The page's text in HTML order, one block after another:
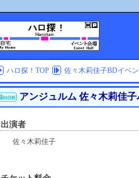
ハロ探！TOP 佐々木莉佳子BDイベン
アンジュルム 佐々木莉佳
出演者
佐々木莉佳子